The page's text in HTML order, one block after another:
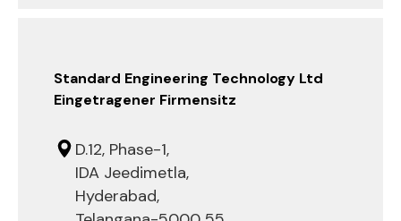
Standard Engineering Technology Ltd
Eingetragener Firmensitz
D.12, Phase-1,
IDA Jeedimetla,
Hyderabad,